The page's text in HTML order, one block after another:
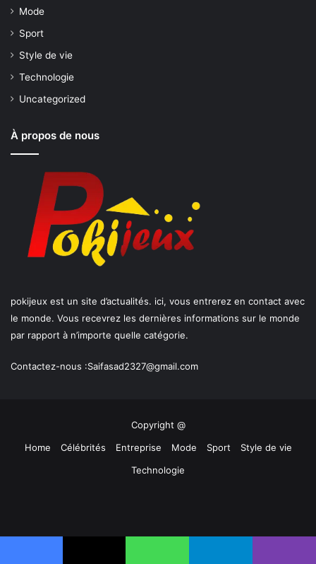
Mode
Sport
Style de vie
Technologie
Uncategorized
À propos de nous
pokijeux est un site d’actualités. ici, vous entrerez en contact avec
le monde. Vous recevrez les dernières informations sur le monde
par rapport à n’importe quelle catégorie.
Contactez-nous :Saifasad2327@gmail.com
Copyright @
Home
Célébrités Entreprise Mode Sport
Style de vie
Technologie